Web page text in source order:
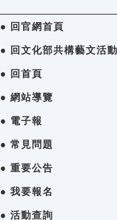
● 回官網首頁
● 回文化部共構藝文活
● 回首頁
● 網站導覽
● 電子報
● 常見問題
● 重要公告
● 我要報名
● 活動查詢